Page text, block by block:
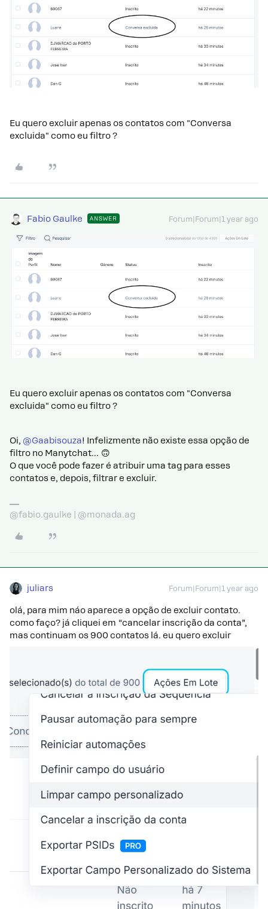
Eu quero excluir apenas os contatos com "Conversa
excluida" como eu filtro ?
Fabio Gaulke ANSWER Forum|Forum|1 year ago
Eu quero excluir apenas os contatos com "Conversa
excluida" como eu filtro ?
Oi, @Gaabisouza! Infelizmente não existe essa opção de
filtro no Manytchat… 🙃
O que você pode fazer é atribuir uma tag para esses
contatos e, depois, filtrar e excluir.
@fabio.gaulke | @monada.ag
juliars Forum|Forum|1 year ago
olá, para mim náo aparece a opção de excluir contato.
como faço? já cliquei em “cancelar inscrição da conta”,
mas continuam os 900 contatos lá. eu quero excluir